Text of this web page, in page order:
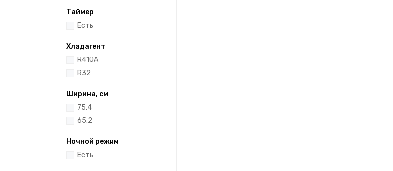
Таймер
Есть
Хладагент
R410A
R32
Ширина, см
75.4
65.2
Ночной режим
Есть